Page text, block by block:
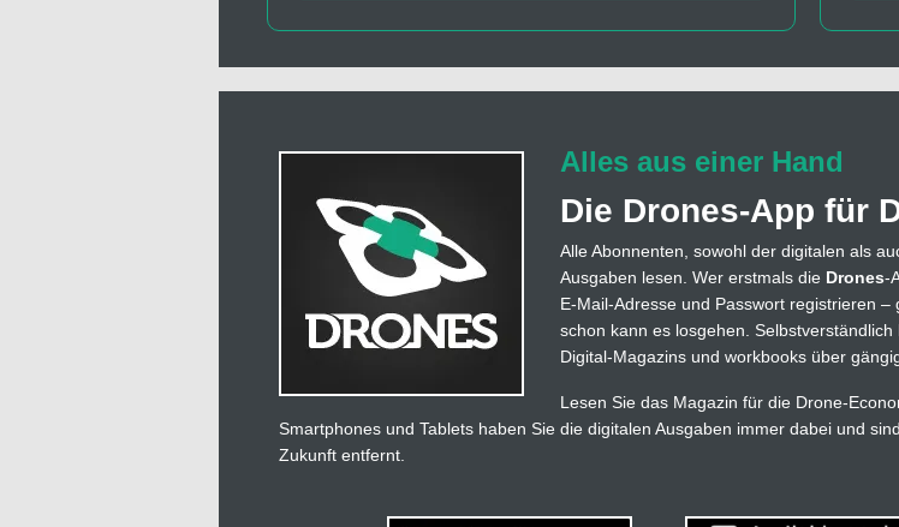
Alles aus einer Hand
Die Drones-App für
Alle Abonnenten, sowohl der digitalen als
Ausgaben lesen. Wer erstmals die Drones-
E-Mail-Adresse und Passwort registrieren
schon kann es losgehen.
Digital-Magazins und workbooks über
Lesen Sie das Magazin für die Drone-
Smartphones und Tablets haben Sie die digitalen Ausgaben immer dabei und
Zukunft entfernt.